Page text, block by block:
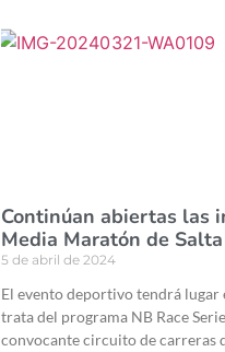
Continúan abiertas las
Media Maratón de Salta
5 de abril de 2024
El evento deportivo tendrá lugar
trata del programa NB Race
convocante circuito de carreras